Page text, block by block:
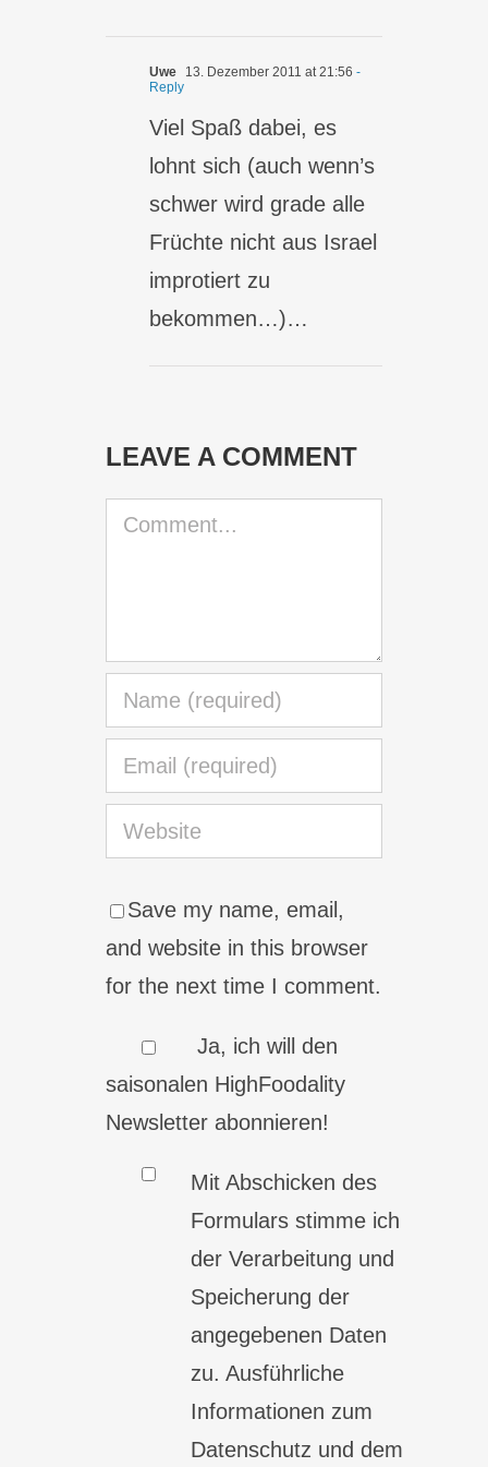
Uwe 13. Dezember 2011 at 21:56 -
Reply
Viel Spaß dabei, es
lohnt sich (auch wenn’s
schwer wird grade alle
Früchte nicht aus Israel
improtiert zu
bekommen…)…
LEAVE A COMMENT
Comment
Save my name, email,
and website in this browser
for the next time I comment.
Ja, ich will den
saisonalen HighFoodality
Newsletter abonnieren!
Mit Abschicken des
Formulars stimme ich
der Verarbeitung und
Speicherung der
angegebenen Daten
zu. Ausführliche
Informationen zum
Datenschutz und dem